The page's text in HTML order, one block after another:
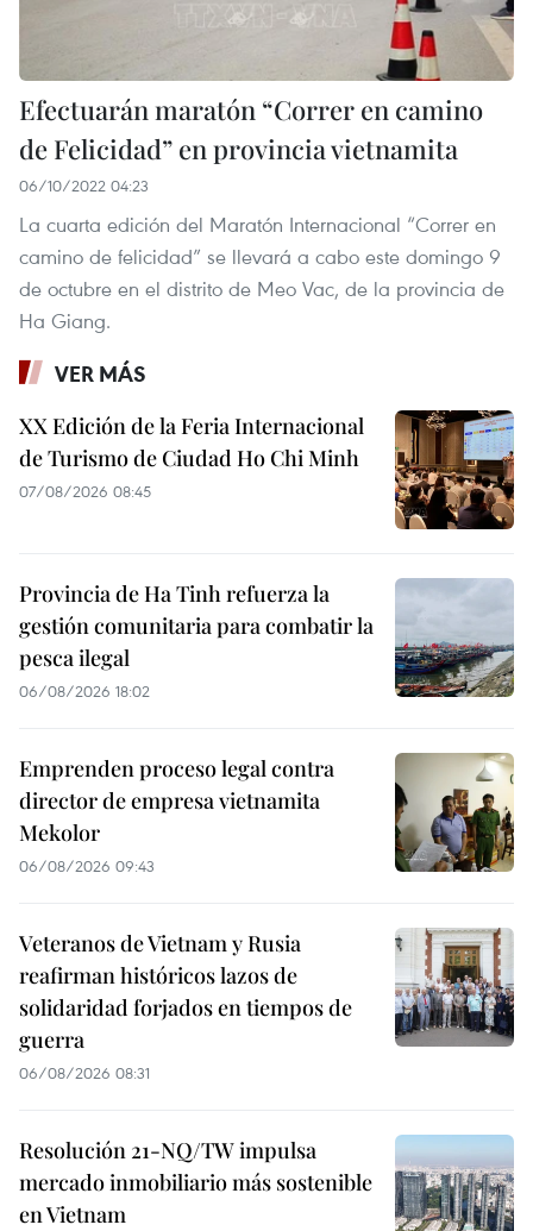
Efectuarán maratón “Correr en camino
de Felicidad” en provincia vietnamita
06/10/2022 04:23
La cuarta edición del Maratón Internacional “Correr en
camino de felicidad” se llevará a cabo este domingo 9
de octubre en el distrito de Meo Vac, de la provincia de
Ha Giang.
VER MÁS
XX Edición de la Feria Internacional
de Turismo de Ciudad Ho Chi Minh
07/08/2026 08:45
Provincia de Ha Tinh refuerza la
gestión comunitaria para combatir la
pesca ilegal
06/08/2026 18:02
Emprenden proceso legal contra
director de empresa vietnamita
Mekolor
06/08/2026 09:43
Veteranos de Vietnam y Rusia
reafirman históricos lazos de
solidaridad forjados en tiempos de
guerra
06/08/2026 08:31
Resolución 21-NQ/TW impulsa
mercado inmobiliario más sostenible
en Vietnam